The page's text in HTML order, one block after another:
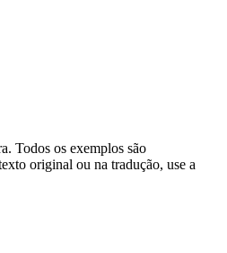
Todos os exemplos são
original ou na tradução, use a